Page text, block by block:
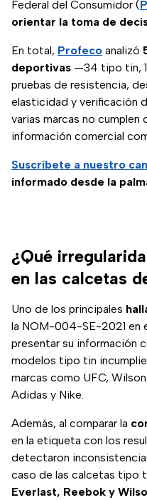
Federal del Consumidor (
orientar la toma de
En total, Profeco analizó
deportivas —34 tipo tin,
pruebas de resistencia,
elasticidad y verificación
varias marcas no
información comercial
Suscríbete a nuestro
informado desde la
¿Qué
en las calcetas
Uno de los principales
la NOM-004-SE-2021 en
presentar su información
modelos tipo tin
marcas como UFC,
Adidas y Nike.
Además, al comparar la
en la etiqueta con los
detectaron
caso de las calcetas tipo
Everlast, Reebok y